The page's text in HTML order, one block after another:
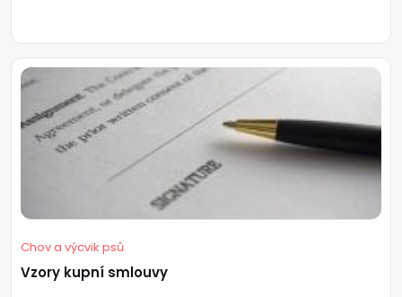
Chov a výcvik psů
Vzory kupní smlouvy